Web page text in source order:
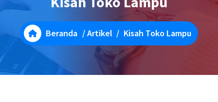
Beranda /Artikel / Kisah Toko Lampu